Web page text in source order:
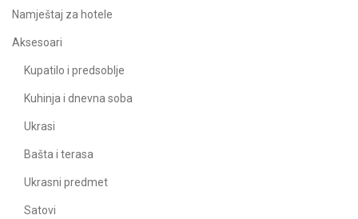
Namještaj za hotele
Aksesoari
Kupatilo i predsoblje
Kuhinja i dnevna soba
Ukrasi
Bašta i terasa
Ukrasni predmet
Satovi